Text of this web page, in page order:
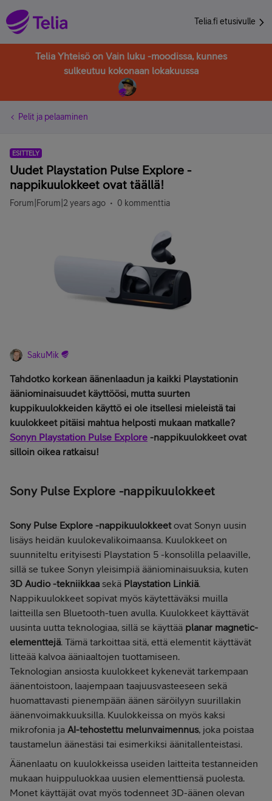
Telia.fi etusivulle
Telia Yhteisö on Vain luku -moodissa, kunnes
sulkeutuu kokonaan lokakuussa
Pelit ja pelaaminen
ESITTELY
Uudet Playstation Pulse Explore -
nappikuulokkeet ovat täällä!
Forum|Forum|2 years ago 0 kommenttia
SakuMik
Tahdotko korkean äänenlaadun ja kaikki Playstationin
ääniominaisuudet käyttöösi, mutta suurten
kuppikuulokkeiden käyttö ei ole itsellesi mieleistä tai
kuulokkeet pitäisi mahtua helposti mukaan matkalle?
Sonyn Playstation Pulse Explore -nappikuulokkeet ovat
silloin oikea ratkaisu!
Sony Pulse Explore -nappikuulokkeet
Sony Pulse Explore -nappikuulokkeetovat Sonyn uusin
lisäys heidän kuulokevalikoimaansa. Kuulokkeet on
suunniteltu erityisesti Playstation 5 -konsolilla pelaaville,
sillä se tukee Sonyn yleisimpiä ääniominaisuuksia, kuten
3D Audio -tekniikkaa sekä Playstation Linkiä.
Nappikuulokkeet sopivat myös käytettäväksi muilla
laitteilla sen Bluetooth-tuen avulla. Kuulokkeet käyttävät
uusinta uutta teknologiaa, sillä se käyttää planar magnetic-
elementtejä. Tämä tarkoittaa sitä, että elementit käyttävät
litteää kalvoa ääniaaltojen tuottamiseen.
Teknologian ansiosta kuulokkeet kykenevät tarkempaan
äänentoistoon, laajempaan taajuusvasteeseen sekä
huomattavasti pienempään äänen säröilyyn suurillakin
äänenvoimakkuuksilla. Kuulokkeissa on myös kaksi
mikrofonia ja AI-tehostettu melunvaimennus, joka poistaa
taustamelun äänestäsi tai esimerkiksi äänitallenteistasi.
Äänenlaatu on kuulokkeissa useiden laitteita testanneiden
mukaan huippuluokkaa uusien elementtiensä puolesta.
Monet käyttäjät ovat myös todenneet 3D-äänen olevan